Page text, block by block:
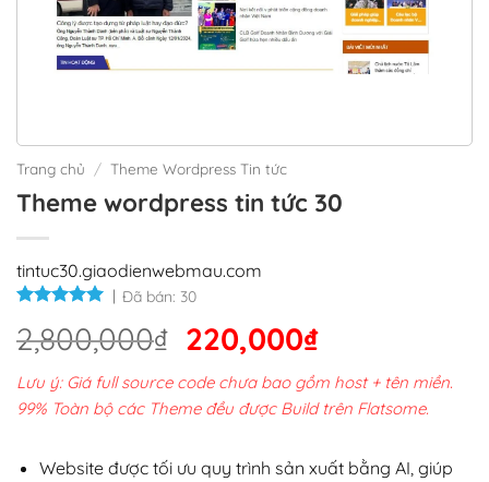
Trang chủ / Theme Wordpress Tin tức
Theme wordpress tin tức 30
tintuc30.giaodienwebmau.com
Đã bán: 30
2,800,000₫ Giá
gốc
là:
2,800,000₫.
220,000₫Giá
hiện
tại
220,000₫.
Lưu ý: Giá full source code chưa bao gồm host + tên miền.
99% Toàn bộ các Theme đều được Build trên Flatsome.
Website được tối ưu quy trình sản xuất bằng AI, giúp